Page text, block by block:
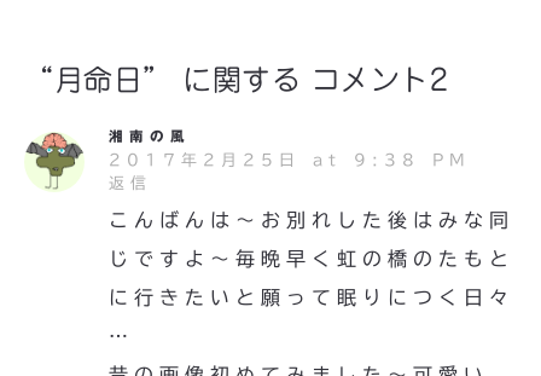
“月命日” に関する コメント2
湘南の風
2017年2月25日 at 9:38 PM
返信
こんばんは〜お別れした後はみな同
じですよ〜毎晩早く虹の橋のたもと
に行きたいと願って眠りにつく日々
…